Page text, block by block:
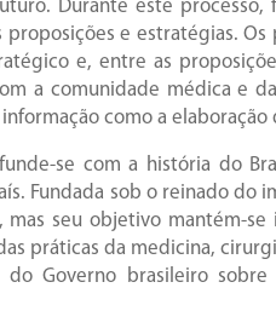
Durante este processo,
e estratégias.
e, entre as
a comunidade médica e
como a
se com a história do
Fundada sob o reinado do
seu objetivo mantém-
práticas da medicina,
Governo brasileiro